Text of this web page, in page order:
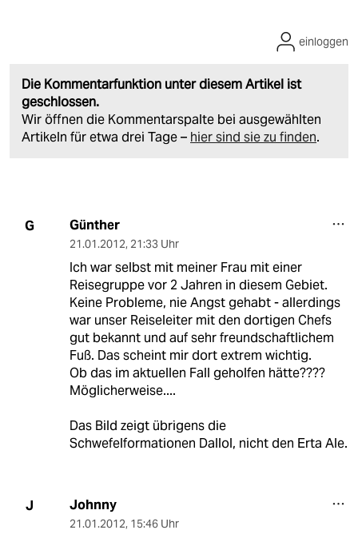
Die Kommentarfunktion unter diesem Artikel ist
geschlossen.
Wir öffnen die Kommentarspalte bei ausgewählten
Artikeln für etwa drei Tage – hier sind sie zu finden.
einloggen
G Günther
21.01.2012, 21:33 Uhr
Ich war selbst mit meiner Frau mit einer
Reisegruppe vor 2 Jahren in diesem Gebiet.
Keine Probleme, nie Angst gehabt - allerdings
war unser Reiseleiter mit den dortigen Chefs
gut bekannt und auf sehr freundschaftlichem
Fuß. Das scheint mir dort extrem wichtig.
Ob das im aktuellen Fall geholfen hätte????
Möglicherweise....
Das Bild zeigt übrigens die
Schwefelformationen Dallol, nicht den Erta Ale.
J Johnny
21.01.2012, 15:46 Uhr